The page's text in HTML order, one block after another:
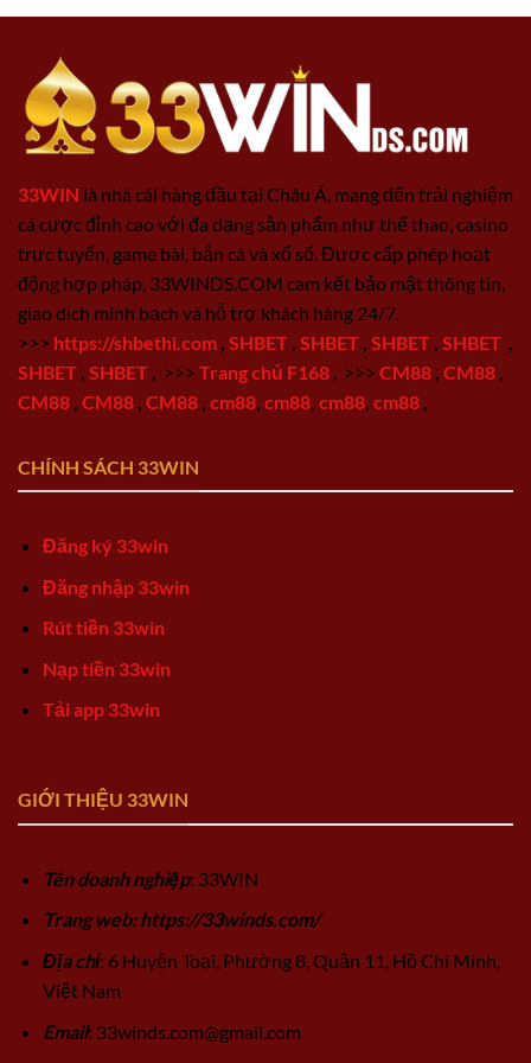
33WIN là nhà cái hàng đầu tại Châu Á, mang đến trải nghiệm
cá cược đỉnh cao với đa dạng sản phẩm như thể thao, casino
trực tuyến, game bài, bắn cá và xổ số. Được cấp phép hoạt
động hợp pháp, 33WINDS.COM cam kết bảo mật thông tin,
giao dịch minh bạch và hỗ trợ khách hàng 24/7.
>>> https://shbethi.com SHBET SHBET SHBET SHBET
SHBET SHBET >>> Trang chủ F168 >>> CM88 CM88
CM88 CM88 CM88 cm88 cm88 cm88 cm88
CHÍNH SÁCH 33WIN
Đăng ký 33win
Đăng nhập 33win
Rút tiền 33win
Nạp tiền 33win
Tải app 33win
GIỚI THIỆU 33WIN
Tên doanh nghiệp: 33WIN
Trang web: https://33winds.com/
Địa chỉ: 6 Huyện Toại, Phường 8, Quận 11, Hồ Chí Minh,
Việt Nam
Email: 33winds.com@gmail.com